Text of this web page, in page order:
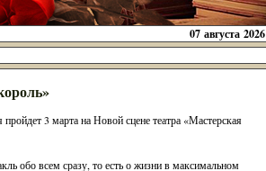
07 августа 2026
3 марта на Новой сцене театра «Мастерская
обо всем сразу, то есть о жизни в максимальном